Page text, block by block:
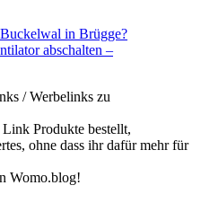
in Brügge?
abschalten –
/ Werbelinks zu
Produkte bestellt,
ohne dass ihr dafür mehr für
Womo.blog!